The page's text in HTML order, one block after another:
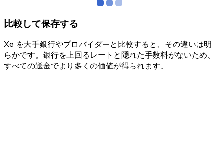
比較して保存する
Xe を大手銀行やプロバイダーと比較すると、その違いは明
らかです。銀行を上回るレートと隠れた手数料がないため、
すべての送金でより多くの価値が得られます。